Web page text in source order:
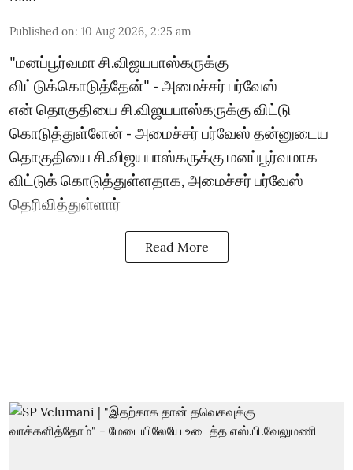
Published on: 10 Aug 2026, 2:25 am
"மனப்பூர்வமா சி.விஜயபாஸ்கருக்கு
விட்டுக்கொடுத்தேன்" - அமைச்சர் பர்வேஸ்
என் தொகுதியை சி.விஜயபாஸ்கருக்கு விட்டு
கொடுத்துள்ளேன் - அமைச்சர் பர்வேஸ் தன்னுடைய
தொகுதியை சி.விஜயபாஸ்கருக்கு மனப்பூர்வமாக
விட்டுக் கொடுத்துள்ளதாக, அமைச்சர் பர்வேஸ்
தெரிவித்துள்ளார்
Read More